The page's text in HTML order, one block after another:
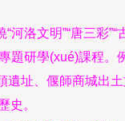
河洛文明”“唐三彩”“
題研學(xué)課程。
遺址、偃師商城出
史。